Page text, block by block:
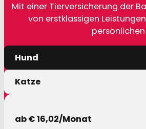
Mit einer Tierversicherung der
von erstklassigen
Hund
Katze
ab € 16,02/Monat